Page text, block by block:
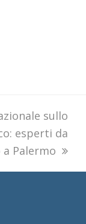
sullo
esperti da
Palermo